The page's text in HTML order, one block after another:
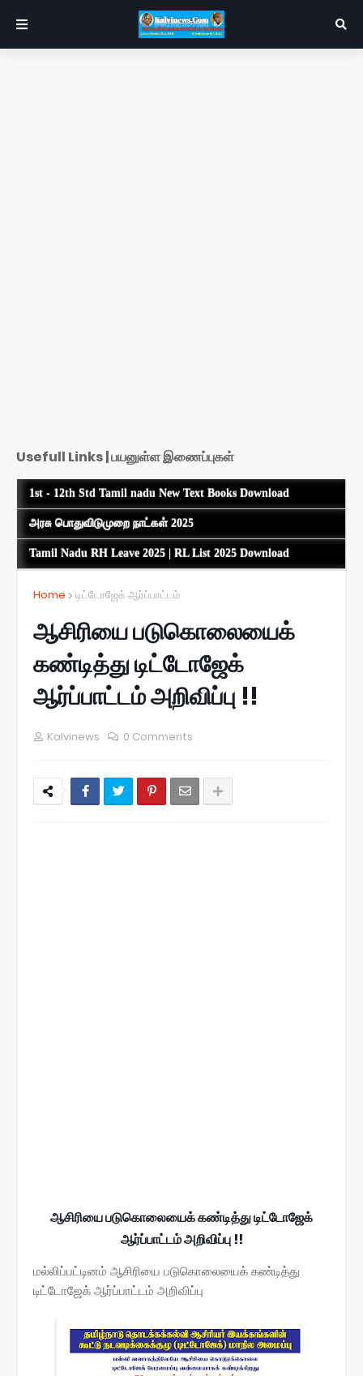
Usefull Links | பயனுள்ள இணைப்புகள்
1st - 12th Std Tamil nadu New Text Books Download
அரசு பொதுவிடுமுறை நாட்கள் 2025
Tamil Nadu RH Leave 2025 | RL List 2025 Download
Home டிட்டோஜேக் ஆர்ப்பாட்டம்
ஆசிரியை படுகொலையைக்
கண்டித்து டிட்டோஜேக்
ஆர்ப்பாட்டம் அறிவிப்பு !!
Kalvinews 0 Comments
ஆசிரியை படுகொலையைக் கண்டித்து டிட்டோஜேக்
ஆர்ப்பாட்டம் அறிவிப்பு !!
மல்லிப்பட்டினம் ஆசிரியை படுகொலையைக் கண்டித்து
டிட்டோஜேக் ஆர்ப்பாட்டம் அறிவிப்பு